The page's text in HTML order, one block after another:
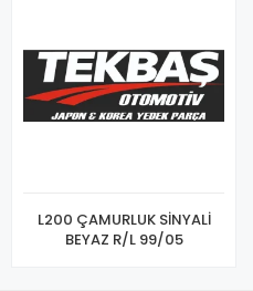
L200 ÇAMURLUK SİNYALİ
BEYAZ R/L 99/05